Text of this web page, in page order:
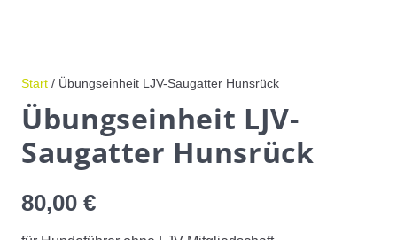
Start / Übungseinheit LJV-Saugatter Hunsrück
Übungseinheit LJV-
Saugatter Hunsrück
80,00 €